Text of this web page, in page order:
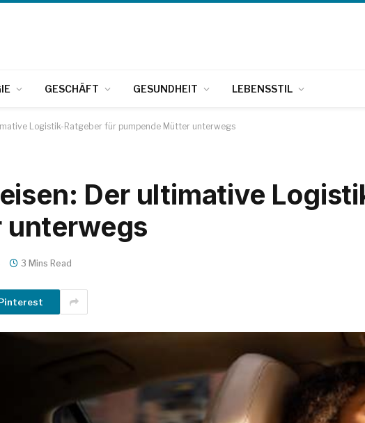
GESCHÄFT GESUNDHEIT LEBENSSTIL
Logistik-Ratgeber für pumpende Mütter unterwegs
Der ultimative
unterwegs
3 Mins Read